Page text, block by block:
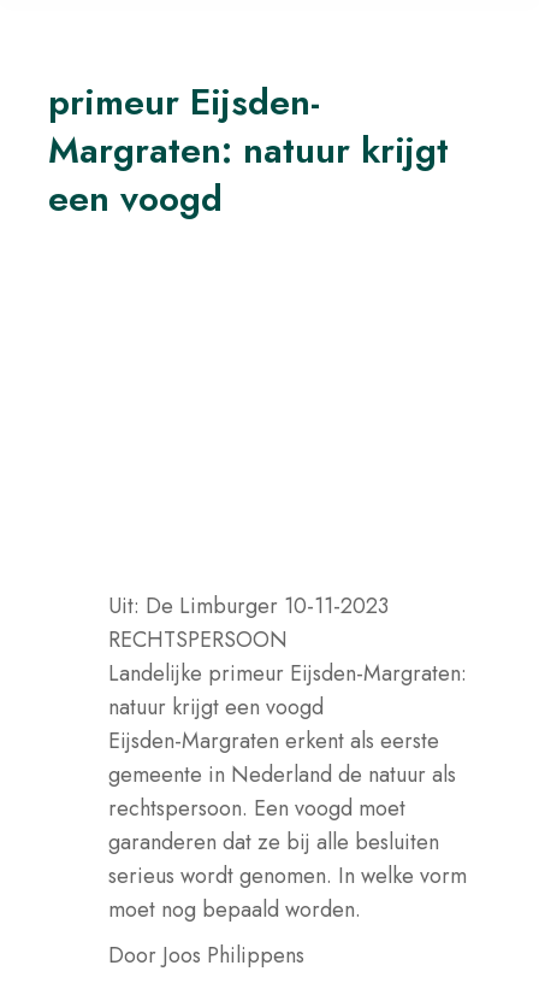
primeur Eijsden-
Margraten: natuur krijgt
een voogd
Uit: De Limburger 10-11-2023
RECHTSPERSOON
Landelijke primeur Eijsden-Margraten:
natuur krijgt een voogd
Eijsden-Margraten erkent als eerste
gemeente in Nederland de natuur als
rechtspersoon. Een voogd moet
garanderen dat ze bij alle besluiten
serieus wordt genomen. In welke vorm
moet nog bepaald worden.
Door Joos Philippens